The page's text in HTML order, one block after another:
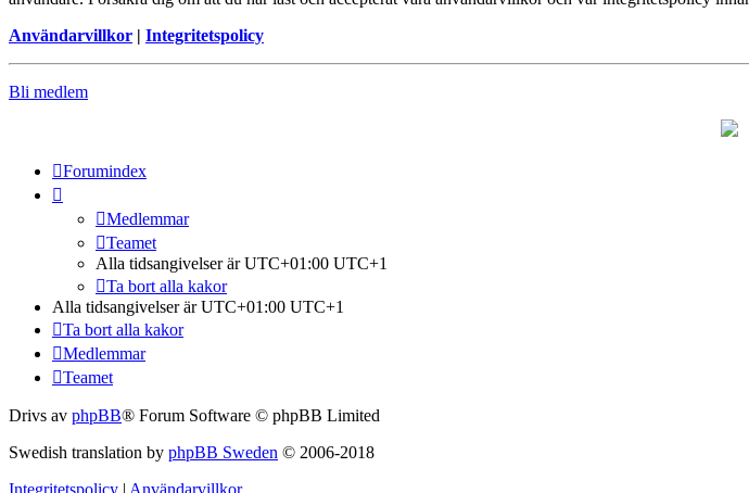
Användarvillkor | Integritetspolicy
Bli medlem
Forumindex
Medlemmar
Teamet
Alla tidsangivelser är UTC+01:00 UTC+1
Ta bort alla kakor
Alla tidsangivelser är UTC+01:00 UTC+1
Ta bort alla kakor
Medlemmar
Teamet
Drivs av phpBB® Forum Software © phpBB Limited
Swedish translation by phpBB Sweden © 2006-2018